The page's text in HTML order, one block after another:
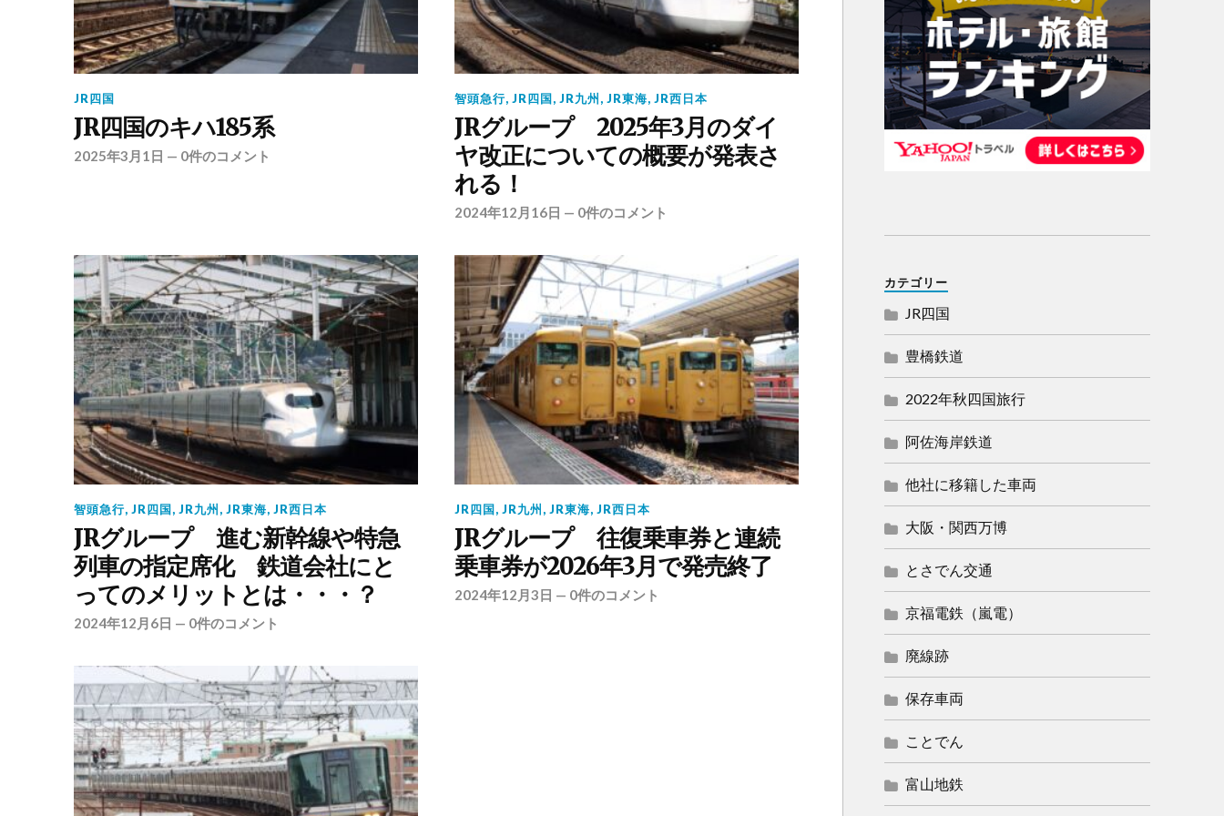
JR四国
JR四国のキハ185系
2025年3月1日 — 0件のコメント
智頭急行, JR四国, JR九州 , JR東海, JR西日本
JRグループ 2025年3月のダイ
ヤ改正についての概要が発表さ
れる！
2024年12月16日 — 0件のコメント
智頭急行, JR四国, JR九州 , JR東海, JR西日本
JRグループ 進む新幹線や特急
列車の指定席化 鉄道会社にと
ってのメリットとは・・・？
2024年12月6日 — 0件のコメント
JR四国, JR九州 , JR東海, JR西日本
JRグループ 往復乗車券と連続
乗車券が2026年3月で発売終了
2024年12月3日 — 0件のコメント
カテゴリー
JR四国
豊橋鉄道
2022年秋四国旅行
阿佐海岸鉄道
他社に移籍した車両
大阪・関西万博
とさでん交通
京福電鉄（嵐電）
廃線跡
保存車両
ことでん
富山地鉄